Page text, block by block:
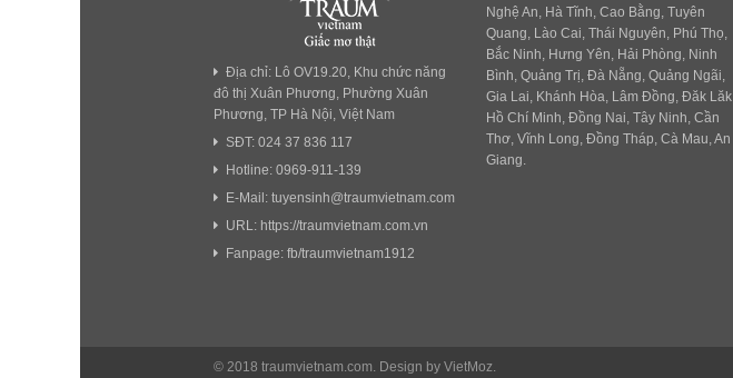
Địa chỉ: Lô OV19.20, Khu chức năng
đô thị Xuân Phương, Phường Xuân
Phương, TP Hà Nội, Việt Nam
SĐT: 024 37 836 117
Hotline: 0969-911-139
E-Mail: tuyensinh@traumvietnam.com
URL: https://traumvietnam.com.vn
Fanpage: fb/traumvietnam1912
Nghệ An, Hà Tĩnh, Cao Bằng, Tuyên
Quang, Lào Cai, Thái Nguyên, Phú Thọ,
Bắc Ninh, Hưng Yên, Hải Phòng, Ninh
Bình, Quảng Trị, Đà Nẵng, Quảng Ngãi,
Gia Lai, Khánh Hòa, Lâm Đồng, Đăk Lăk,
Hồ Chí Minh, Đồng Nai, Tây Ninh, Cần
Thơ, Vĩnh Long, Đồng Tháp, Cà Mau, An
Giang.
© 2018 traumvietnam.com. Design by VietMoz.